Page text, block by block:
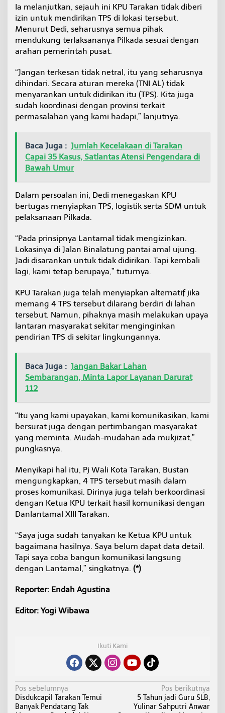
Ia melanjutkan, sejauh ini KPU Tarakan tidak diberi
izin untuk mendirikan TPS di lokasi tersebut.
Menurut Dedi, seharusnya semua pihak
mendukung terlaksananya Pilkada sesuai dengan
arahan pemerintah pusat.
“Jangan terkesan tidak netral, itu yang seharusnya
dihindari. Secara aturan mereka (TNI AL) tidak
menyarankan untuk didirikan itu (TPS). Kita juga
sudah koordinasi dengan provinsi terkait
permasalahan yang kami hadapi,” lanjutnya.
Baca Juga : Jumlah Kecelakaan di Tarakan
Capai 35 Kasus, Satlantas Atensi Pengendara di
Bawah Umur
Dalam persoalan ini, Dedi menegaskan KPU
bertugas menyiapkan TPS, logistik serta SDM untuk
pelaksanaan Pilkada.
“Pada prinsipnya Lantamal tidak mengizinkan.
Lokasinya di Jalan Binalatung pantai amal ujung.
Jadi disarankan untuk tidak didirikan. Tapi kembali
lagi, kami tetap berupaya,” tuturnya.
KPU Tarakan juga telah menyiapkan alternatif jika
memang 4 TPS tersebut dilarang berdiri di lahan
tersebut. Namun, pihaknya masih melakukan upaya
lantaran masyarakat sekitar menginginkan
pendirian TPS di sekitar lingkungannya.
Baca Juga : Jangan Bakar Lahan
Sembarangan, Minta Lapor Layanan Darurat
112
“Itu yang kami upayakan, kami komunikasikan, kami
bersurat juga dengan pertimbangan masyarakat
yang meminta. Mudah-mudahan ada mukjizat,”
pungkasnya.
Menyikapi hal itu, Pj Wali Kota Tarakan, Bustan
mengungkapkan, 4 TPS tersebut masih dalam
proses komunikasi. Dirinya juga telah berkoordinasi
dengan Ketua KPU terkait hasil komunikasi dengan
Danlantamal XIII Tarakan.
“Saya juga sudah tanyakan ke Ketua KPU untuk
bagaimana hasilnya. Saya belum dapat data detail.
Tapi saya coba bangun komunikasi langsung
dengan Lantamal,” singkatnya. (*)
Reporter: Endah Agustina
Editor: Yogi Wibawa
Ikuti Kami
N
a
Pos sebelumnya
Disdukcapil Tarakan Temui
Banyak Pendatang Tak
Pos berikutnya
5 Tahun jadi Guru SLB,
Yulinar Sahputri Anwar